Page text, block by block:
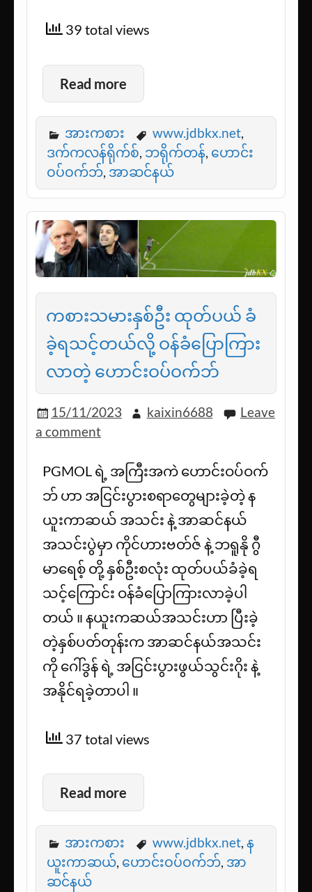
39 total views
Read more
အားကစား www.jdbkx.net,
ဒက်ကလန်ရိုက်စ်, ဘရိုက်တန်, ဟောင်း
ဝပ်ဝက်ဘ်, အာဆင်နယ်
ကစားသမားနှစ်ဦး ထုတ်ပယ် ခံ
ခဲ့ရသင့်တယ်လို့ ဝန်ခံပြောကြား
လာတဲ့ ဟောင်းဝပ်ဝက်ဘ်
15/11/2023 kaixin6688
Leave
a comment
PGMOL ရဲ့ အကြီးအကဲ ဟောင်းဝပ်ဝက်
ဘ် ဟာ အငြင်းပွားစရာတွေများခဲ့တဲ့ န
ယူးကာဆယ် အသင်း နဲ့ အာဆင်နယ်
အသင်းပွဲမှာ ကိုင်ဟားဗတ်ဇ် နဲ့ ဘရူနို ဂွီ
မာရေစ့် တို့ နှစ်ဦးစလုံး ထုတ်ပယ်ခံခဲ့ရ
သင့်ကြောင်း ဝန်ခံပြောကြားလာခဲ့ပါ
တယ် ။ နယူးကဆယ်အသင်းဟာ ပြီးခဲ့
တဲ့နှစ်ပတ်တုန်းက အာဆင်နယ်အသင်း
ကို ဂေါ်ဒွန် ရဲ့ အငြင်းပွားဖွယ်သွင်းဂိုး နဲ့
အနိုင်ရခဲ့တာပါ ။
37 total views
Read more
အားကစား www.jdbkx.net, န
ယူးကာဆယ်, ဟောင်းဝပ်ဝက်ဘ်, အာ
ဆင်နယ်